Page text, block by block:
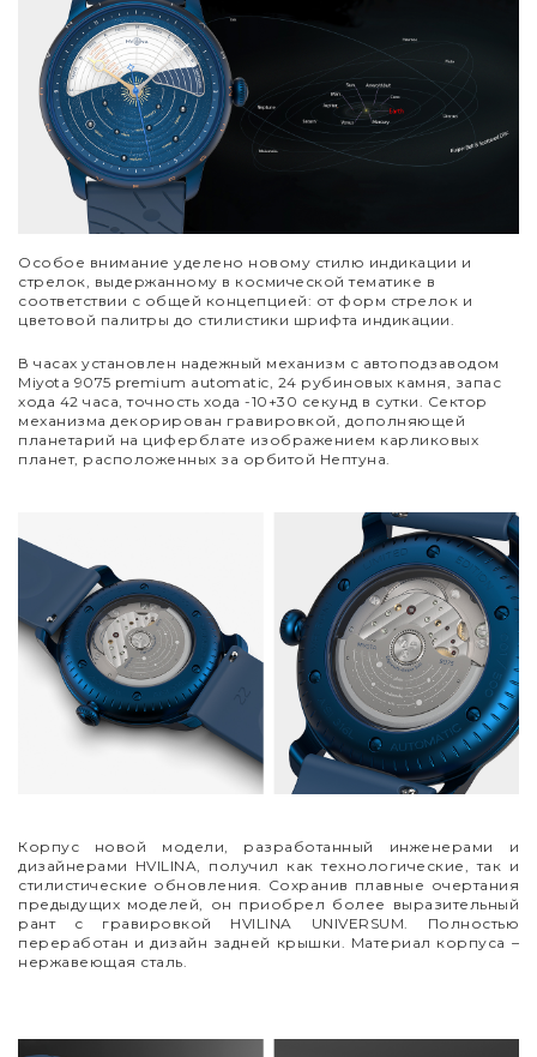
Особое внимание уделено новому стилю индикации и
стрелок, выдержанному в космической тематике в
соответствии с общей концепцией: от форм стрелок и
цветовой палитры до стилистики шрифта индикации.
В часах установлен надежный механизм с автоподзаводом
Miyota 9075 premium automatic, 24 рубиновых камня, запас
хода 42 часа, точность хода -10+30 секунд в сутки. Сектор
механизма декорирован гравировкой, дополняющей
планетарий на циферблате изображением карликовых
планет, расположенных за орбитой Нептуна.
Корпус новой модели, разработанный инженерами и
дизайнерами HVILINA, получил как технологические, так и
стилистические обновления. Сохранив плавные очертания
предыдущих моделей, он приобрел более выразительный
рант с гравировкой HVILINA UNIVERSUM. Полностью
переработан и дизайн задней крышки. Материал корпуса –
нержавеющая сталь.